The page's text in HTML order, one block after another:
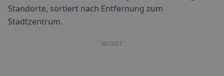
Standorte, sortiert nach Entfernung zum
Stadtzentrum.
ANZEIGE